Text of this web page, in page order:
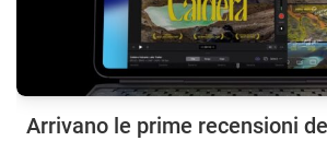
Arrivano le prime recensioni